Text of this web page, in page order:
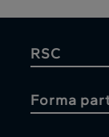
RSC
Forma